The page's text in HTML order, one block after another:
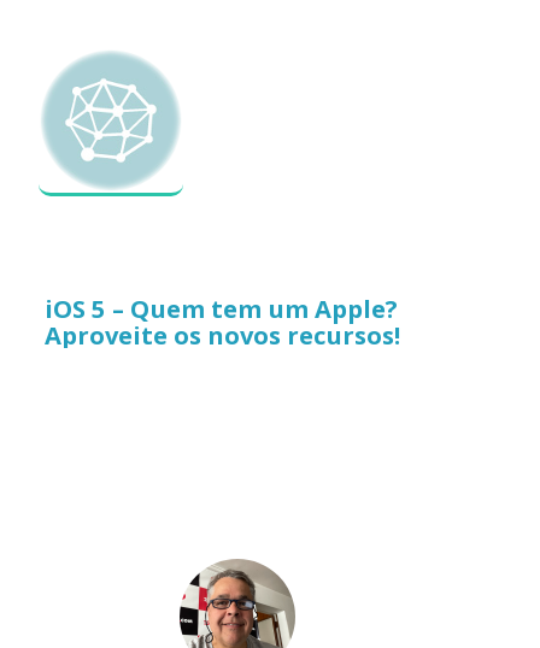
iOS 5 – Quem tem um Apple?
Aproveite os novos recursos!